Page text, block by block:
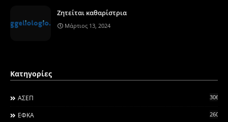
Ζητείται καθαρίστρια
Μάρτιος 13, 2024
Κατηγορίες
ΑΣΕΠ 306
ΕΦΚΑ 260